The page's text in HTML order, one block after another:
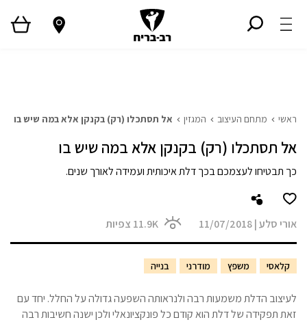
ראשי מתחם העיצוב המגזין אל תסתכלו (רק) בקנקן אלא במה שיש בו
אל תסתכלו (רק) בקנקן אלא במה שיש בו
כך תבטיחו לעצמכם בכך דלת איכותית ועמידה לאורך שנים.
אורי סלע|
11/07/2018
11.9K צפיות
קלאסי משפץ מודרני בנייה
לעיצוב הדלת משמעות רבה ולנראותה השפעה גדולה על החלל. יחד עם
זאת תפקידה של דלת הוא קודם כל פונקציונאלי ולכן ישנה חשיבות רבה